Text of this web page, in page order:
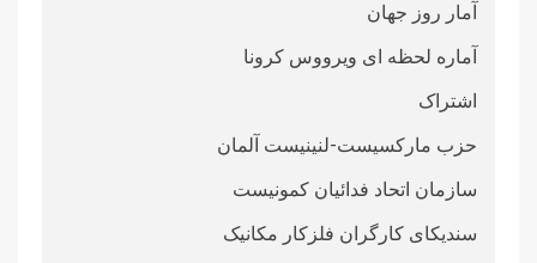
آمار روز جهان
آماره لحظه ای ویرووس کرونا
اشتراک
حزب مارکسیست-لنینیست آلمان
سازمان اتحاد فدائیان کمونیست
سندیکای کارگران فلزکار مکانیک